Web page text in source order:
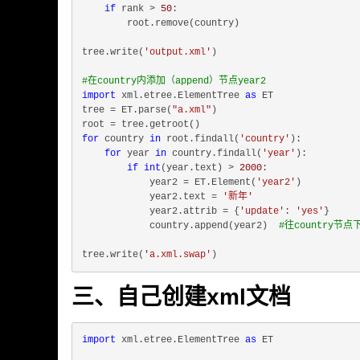
if rank > 50 :
        root.remove(country)
tree.write( 'output.xml' )
#在country内添加（append）节点year2
import xml.etree.ElementTree as ET
tree = ET.parse( "a.xml" )
for country in root.findall( 'country' ):
for year in country.findall( 'year' ):
if int (year.text) > 2000 :
            year2 = ET.Element(
'year2' )
            year2.text =
'新年'
            year2.attrib = {
'update' : 'yes' }
            country.append(year2)
#往country节点
tree.write( 'a.xml.swap'
三、自己创建xml文档
import xml.etree.ElementTree as ET